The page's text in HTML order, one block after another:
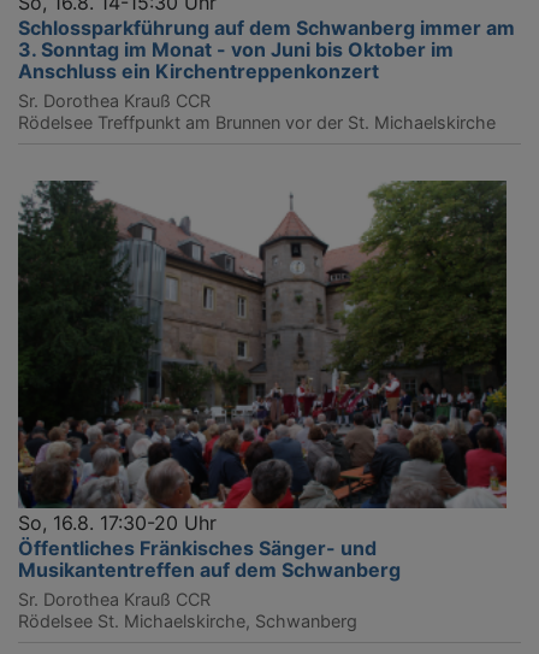
Schlossparkführung auf dem Schwanberg immer am
3. Sonntag im Monat - von Juni bis Oktober im
Anschluss ein Kirchentreppenkonzert
Sr. Dorothea Krauß CCR
Rödelsee Treffpunkt am Brunnen vor der St. Michaelskirche
So, 16.8. 17:30-20 Uhr
Öffentliches Fränkisches Sänger- und
Musikantentreffen auf dem Schwanberg
Sr. Dorothea Krauß CCR
Rödelsee St. Michaelskirche, Schwanberg